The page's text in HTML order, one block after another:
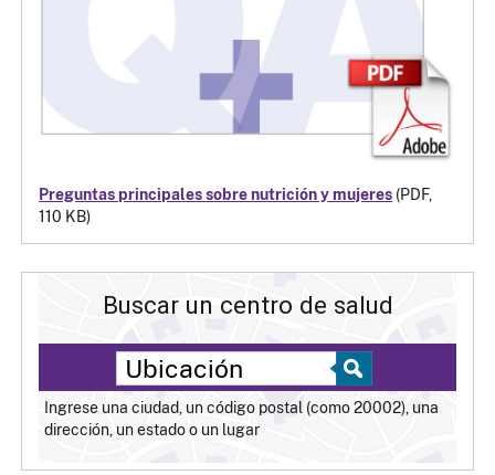
Preguntas principales sobre nutrición y mujeres (PDF,
110 KB)
Buscar un centro de salud
Ingrese una ciudad, un código postal (como 20002), una
dirección, un estado o un lugar